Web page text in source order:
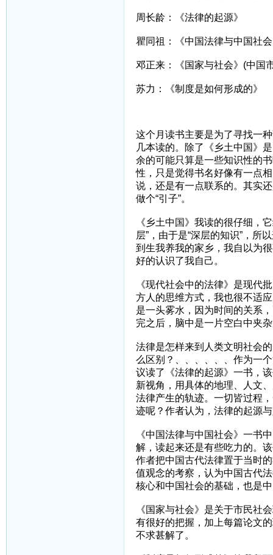
周长龄：《法律的起源》
瞿同祖：《中国法律与中国社
邓正来：《国家与社会》(中国
苏力：《制度是如何形成的》
这个月读书主要是为了寻找一
几本读的。除了《乡土中国》
余的可能只算是一些知识性的
性，只是觉得书名好像有一点
说，还是有一点联系的。其实
做个“引子”。
《乡土中国》我读的很仔细，
层”，由于是“深层的知识”，所
到生我养我的家乡，我自以为
好的认识了我自己。
《现代社会中的法律》是现代
方人的思维方式，我也很不适
是一头雾水，因为时间的关系
完之后，脑中是一片空白中夹
法律是怎样来到人类文明社会
么区别？、、、、、、作为一
议读了《法律的起源》一书，
新视角，用具体的地理、人文
法律产生的轨迹。一切皆过程
迹呢？作者认为，法律的起源
《中国法律与中国社会》一书
解，读起来还是有些吃力的。
作者把中国古代法律置于当时
值观念的考察，认为中国古代
核心和中国社会的基础，也是
《国家与社会》是关于市民社
有很好的把握，加上每篇论文
不求甚解了。